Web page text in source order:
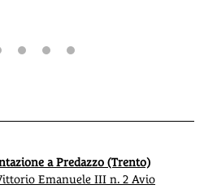
a Predazzo (Trento)
Emanuele III n. 2 Avio